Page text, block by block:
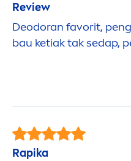
Review
Deodoran favorit,
bau ketiak tak sedap,
Rapika